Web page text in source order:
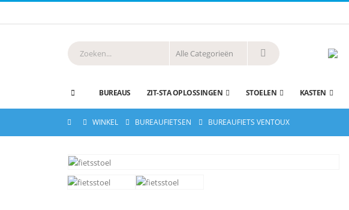
BUREAUS ZIT-STA OPLOSSINGEN STOELEN KASTEN
WINKEL BUREAUFIETSEN BUREAUFIETS VENTOUX